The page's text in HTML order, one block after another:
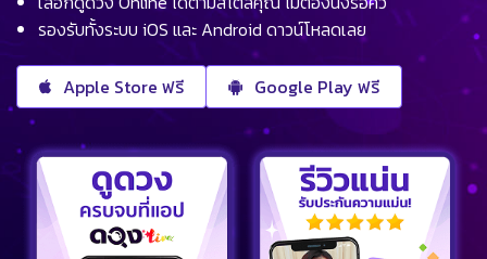
รองรับทั้งระบบ iOS และ Android ดาวน์โหลดเลย
Apple Store ฟรี Google Play ฟรี